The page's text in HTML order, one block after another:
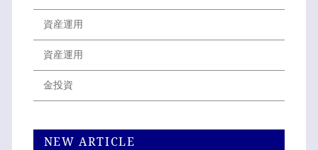
資産運用
資産運用
金投資
NEW ARTICLE